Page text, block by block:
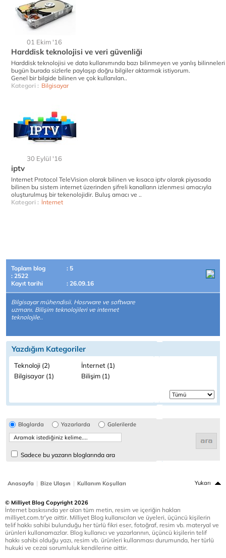
01 Ekim '16
Harddisk teknolojisi ve veri güvenliği
Harddisk teknolojisi ve data kullanımında bazı bilinmeyen ve yanlış bilinneleri
bugün burada sizlerle paylaşıp doğru bilgiler aktarmak istiyorum.
Genel bir bilgide bilinen ve çok kullanılan..
Kategori : Bilgisayar
30 Eylül '16
iptv
Internet Protocol TeleVision olarak bilinen ve kısaca iptv olarak piyasada
bilinen bu sistem internet üzerinden şifreli kanalların izlenmesi amacıyla
oluşturulmuş bir tekenolojidir. Buluş amacı ve ..
Kategori : İnternet
Toplam blog
: 5
: 2522
Kayıt tarihi
: 26.09.16
Bilgisayar mühendisii. Hosrware ve software
uzmanı. Bilişim teknolojileri ve internet
teknolojile..
Yazdığım Kategoriler
Teknoloji (2)
İnternet (1)
Bilgisayar (1)
Bilişim (1)
Bloglarda Yazarlarda Galerilerde
Sadece bu yazarın bloglarında ara
Anasayfa | Bize Ulaşın | Kullanım Koşulları Yukarı
© Milliyet Blog Copyright 2026
İnternet baskısında yer alan tüm metin, resim ve içeriğin hakları
milliyet.com.tr'ye aittir. Milliyet Blog kullanıcıları ve üyeleri, üçüncü kişilerin
telif hakkı sahibi bulunduğu her türlü fikri eser, fotoğraf, resim vb. materyal ve
ürünleri kullanamazlar. Blog kullanıcı ve yazarlarının, üçüncü kişilerin telif
hakkı sahibi olduğu yazı, resim vb. ürünleri kullanması durumunda, her türlü
hukuki ve cezai sorumluluk kendilerine aittir.